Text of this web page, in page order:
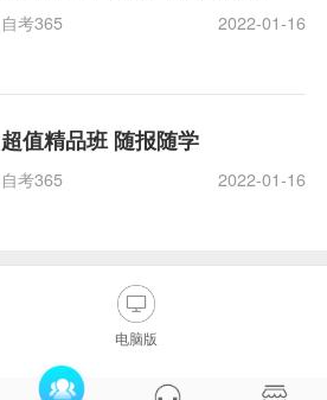
自考365 2022-01-16
超值精品班 随报随学
自考365 2022-01-16
电脑版